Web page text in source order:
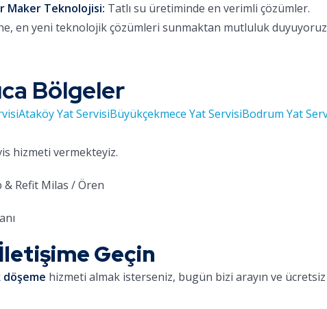
Maker Teknolojisi: Tatlı su üretiminde en verimli çözümler.
en yeni teknolojik çözümleri sunmaktan mutluluk
Bölgeler
Ataköy Yat ServisiBüyükçekmece Yat ServisiBodrum Yat
hizmeti vermekteyiz.
Refit Milas / Ören
Geçin
hizmeti almak isterseniz, bugün bizi arayın ve